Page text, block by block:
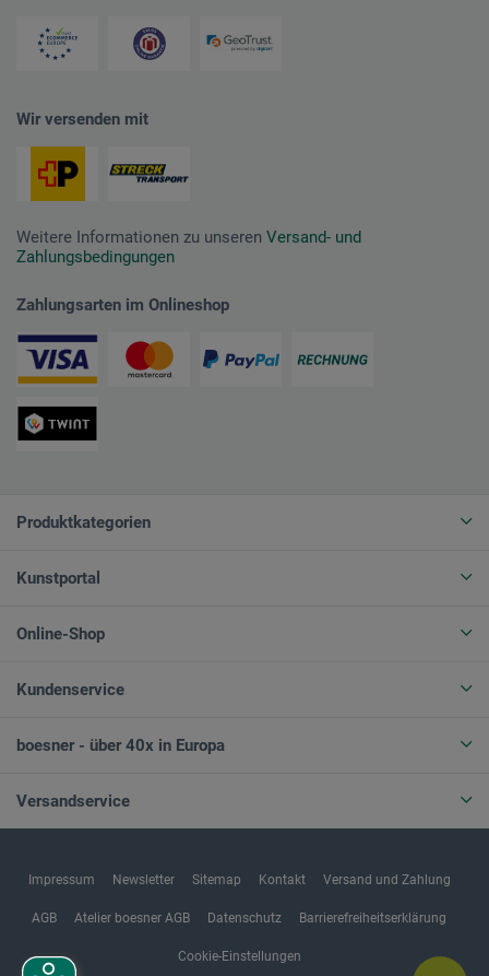
Wir versenden mit
Weitere Informationen zu unseren Versand- und
Zahlungsbedingungen
Zahlungsarten im Onlineshop
Produktkategorien
Kunstportal
Online-Shop
Kundenservice
boesner - über 40x in Europa
Versandservice
Impressum Newsletter Sitemap Kontakt Versand und Zahlung
AGB Atelier boesner AGB Datenschutz Barrierefreiheitserklärung
Cookie-Einstellungen